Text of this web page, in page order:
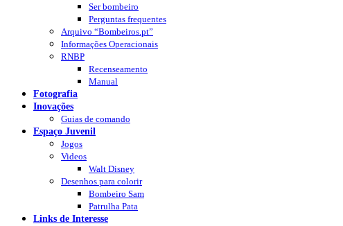
Ser bombeiro
Perguntas frequentes
Arquivo “Bombeiros.pt”
Informações Operacionais
RNBP
Recenseamento
Manual
Fotografia
Inovações
Guias de comando
Espaço Juvenil
Jogos
Videos
Walt Disney
Desenhos para colorir
Bombeiro Sam
Patrulha Pata
Links de Interesse